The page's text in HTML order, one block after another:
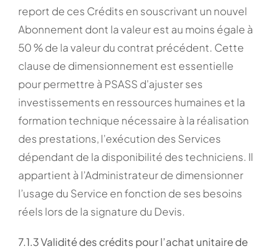
report de ces Crédits en souscrivant un nouvel
Abonnement dont la valeur est au moins égale à
50 % de la valeur du contrat précédent. Cette
clause de dimensionnement est essentielle
pour permettre à PSASS d’ajuster ses
investissements en ressources humaines et la
formation technique nécessaire à la réalisation
des prestations, l’exécution des Services
dépendant de la disponibilité des techniciens. Il
appartient à l’Administrateur de dimensionner
l’usage du Service en fonction de ses besoins
réels lors de la signature du Devis.
7.1.3 Validité des crédits pour l’achat unitaire de